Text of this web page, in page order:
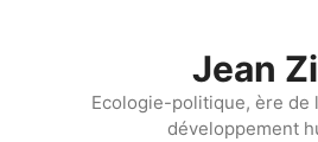
Jean
Ecologie-politique, ère de
développement